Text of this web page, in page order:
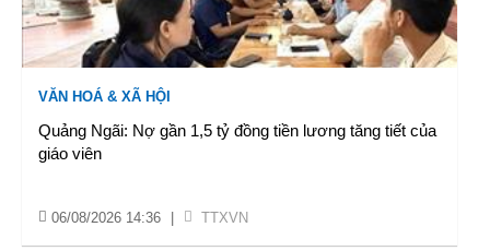
VĂN HOÁ & XÃ HỘI
Quảng Ngãi: Nợ gần 1,5 tỷ đồng tiền lương tăng tiết của
giáo viên
06/08/2026 14:36 TTXVN